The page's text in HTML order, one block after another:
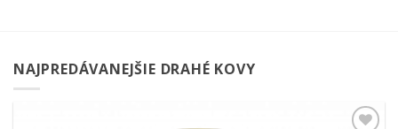
NAJPREDÁVANEJŠIE DRAHÉ KOVY